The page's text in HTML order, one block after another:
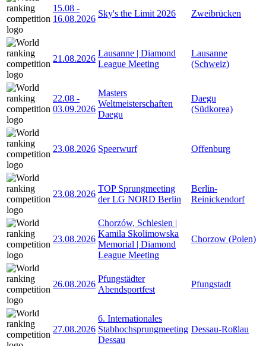
15.08 -
16.08.2026
Sky's the Limit 2026 Zweibrücken
21.08.2026
Lausanne | Diamond
League Meeting
Lausanne
(Schweiz)
22.08 -
03.09.2026
Masters
Weltmeisterschaften
Daegu
Daegu
(Südkorea)
23.08.2026 Speerwurf Offenburg
23.08.2026
TOP Sprungmeeting
der LG NORD Berlin
Berlin-
Reinickendorf
23.08.2026
Chorzów, Schlesien |
Kamila Skolimowska
Memorial | Diamond
League Meeting
Chorzow (Polen)
26.08.2026
Pfungstädter
Abendsportfest
Pfungstadt
27.08.2026
6. Internationales
Stabhochsprungmeeting
Dessau
Dessau-Roßlau